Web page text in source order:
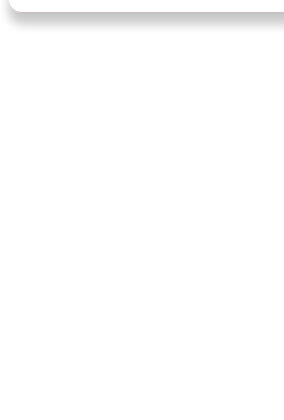
quinoa petit déjeuner méditerranéen